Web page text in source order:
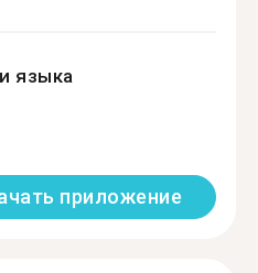
языка
приложение